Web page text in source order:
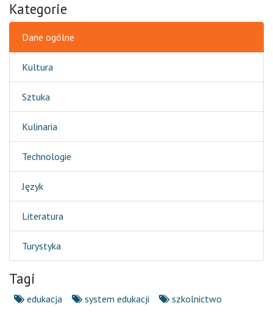
Kategorie
Dane ogólne
Kultura
Sztuka
Kulinaria
Technologie
Język
Literatura
Turystyka
Tagi
edukacja system edukacji szkolnictwo